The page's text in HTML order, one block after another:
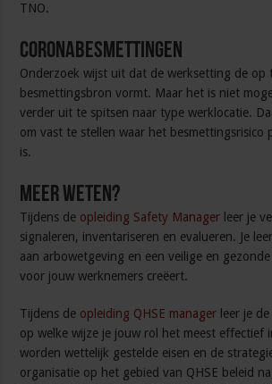
TNO.
Coronabesmettingen
Onderzoek wijst uit dat de werksetting de op
besmettingsbron vormt. Maar het is niet
verder uit te spitsen naar type werklocatie.
om vast te stellen waar het besmettingsrisico
is.
Meer weten?
Tijdens de opleiding Safety Manager leer je
signaleren, inventariseren en evalueren. Je
aan arbowetgeving en een veilige en
voor jouw werknemers creëert.
Tijdens de opleiding QHSE manager leer je
op welke wijze je jouw rol het meest effectief
worden wettelijk gestelde eisen en de
organisatie op het gebied van QHSE beleid